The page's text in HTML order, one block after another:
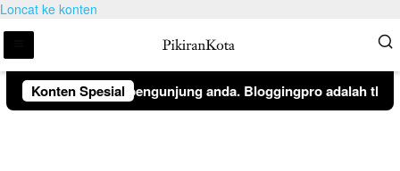
Loncat ke konten
Konten Spesial
kepada pengunjung anda. Bloggingpro adalah